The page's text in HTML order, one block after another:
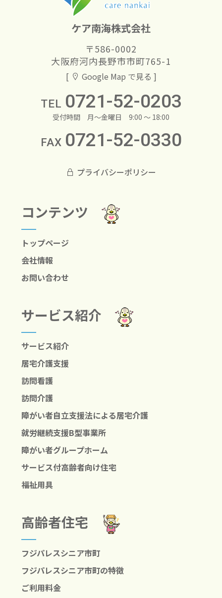
ケア南海株式会社
〒586-0002
大阪府河内長野市市町765-1
[ Google Map で見る ]
TEL 0721-52-0203
受付時間 月～金曜日 9:00 ～ 18:00
FAX 0721-52-0330
プライバシーポリシー
コンテンツ
トップページ
会社情報
お問い合わせ
サービス紹介
サービス紹介
居宅介護支援
訪問看護
訪問介護
障がい者自立支援法による居宅介護
就労継続支援B型事業所
障がい者グループホーム
サービス付高齢者向け住宅
福祉用具
高齢者住宅
フジパレスシニア市町
フジパレスシニア市町の特徴
ご利用料金